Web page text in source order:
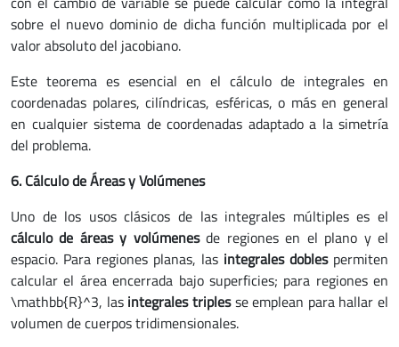
sobre el nuevo dominio de dicha función multiplicada por el
valor absoluto del jacobiano.
Este teorema es esencial en el cálculo de integrales en
coordenadas polares, cilíndricas, esféricas, o más en general
en cualquier sistema de coordenadas adaptado a la simetría
del problema.
6. Cálculo de Áreas y Volúmenes
Uno de los usos clásicos de las integrales múltiples es el
cálculo de áreas y volúmenesde regiones en el plano y el
espacio. Para regiones planas, las integrales doblespermiten
calcular el área encerrada bajo superficies; para regiones en
\mathbb{R}^3, las integrales triplesse emplean para hallar el
volumen de cuerpos tridimensionales.